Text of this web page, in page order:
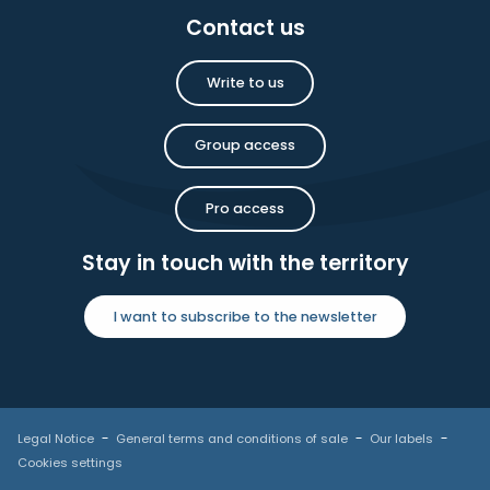
Contact us
Write to us
Group access
Pro access
Stay in touch with the territory
I want to subscribe to the newsletter
Legal Notice General terms and conditions of sale
Our labels
Cookies settings